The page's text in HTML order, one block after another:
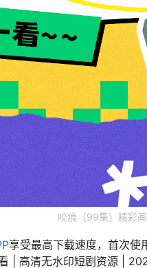
咬痕（99集）精彩
享受最高下载速度，首次使
| 高清无水印短剧资源 |